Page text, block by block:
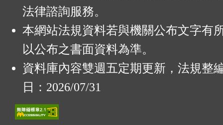
法律諮詢服務。
本網站法規資料若與機關公布文字有
以公布之書面資料為準。
資料庫內容雙週五定期更新，法規整
日：2026/07/31